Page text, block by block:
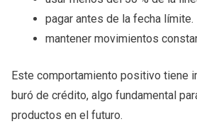
pagar antes de la fecha límite.
mantener movimientos
Este comportamiento positivo tiene
buró de crédito, algo fundamental
productos en el futuro.